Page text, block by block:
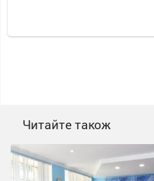
Читайте також